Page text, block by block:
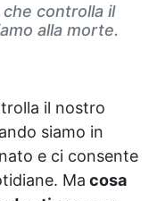
controlla il
alla morte.
il nostro
siamo in
e ci consente
Ma cosa